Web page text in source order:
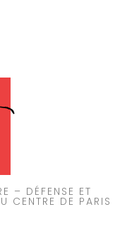
– DÉFENSE ET
CENTRE DE PARIS